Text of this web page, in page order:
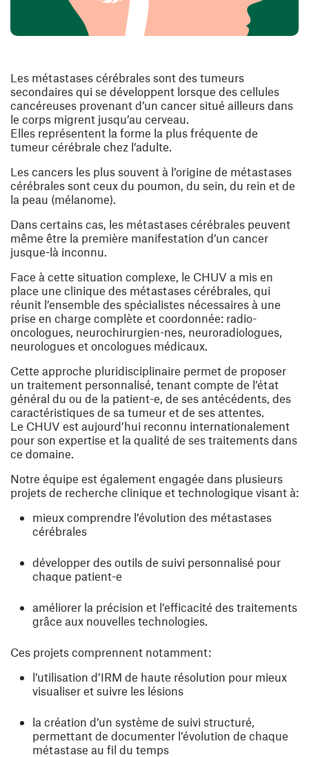
Les métastases cérébrales sont des tumeurs
secondaires qui se développent lorsque des cellules
cancéreuses provenant d’un cancer situé ailleurs dans
le corps migrent jusqu’au cerveau.
Elles représentent la forme la plus fréquente de
tumeur cérébrale chez l’adulte.
Les cancers les plus souvent à l’origine de métastases
cérébrales sont ceux du poumon, du sein, du rein et de
la peau (mélanome).
Dans certains cas, les métastases cérébrales peuvent
même être la première manifestation d’un cancer
jusque-là inconnu.
Face à cette situation complexe, le CHUV a mis en
place une clinique des métastases cérébrales, qui
réunit l’ensemble des spécialistes nécessaires à une
prise en charge complète et coordonnée: radio-
oncologues, neurochirurgien-nes, neuroradiologues,
neurologues et oncologues médicaux.
Cette approche pluridisciplinaire permet de proposer
un traitement personnalisé, tenant compte de l’état
général du ou de la patient-e, de ses antécédents, des
caractéristiques de sa tumeur et de ses attentes.
Le CHUV est aujourd’hui reconnu internationalement
pour son expertise et la qualité de ses traitements dans
ce domaine.
Notre équipe est également engagée dans plusieurs
projets de recherche clinique et technologique visant à:
mieux comprendre l’évolution des métastases
cérébrales
développer des outils de suivi personnalisé pour
chaque patient-e
améliorer la précision et l’efficacité des traitements
grâce aux nouvelles technologies.
Ces projets comprennent notamment:
l’utilisation d’IRM de haute résolution pour mieux
visualiser et suivre les lésions
la création d’un système de suivi structuré,
permettant de documenter l’évolution de chaque
métastase au fil du temps